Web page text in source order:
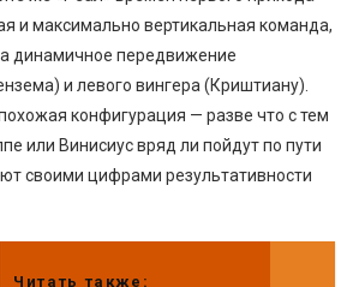
и максимально вертикальная команда,
динамичное передвижение
и левого вингера (Криштиану).
конфигурация — разве что с тем
или Винисиус вряд ли пойдут по пути
своими цифрами результативности
Читать также: